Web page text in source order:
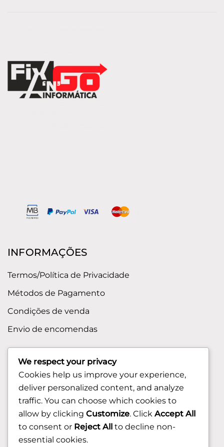
INFORMAÇÕES
Termos/Política de Privacidade
Métodos de Pagamento
Condições de venda
Envio de encomendas
Contactos
Sobre nos
FAQ (Perguntas Frequentes)
CLIENTE
We respect your privacy
Cookies help us improve your experience,
deliver personalized content, and analyze
traffic. You can choose which cookies to
allow by clicking Customize. Click Accept All
to consent or Reject All to decline non-
essential cookies.